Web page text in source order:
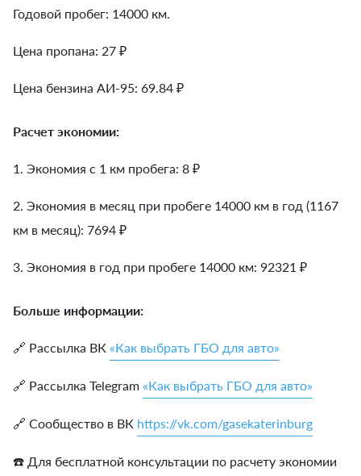
Годовой пробег: 14000 км.
Цена пропана: 27 ₽
Цена бензина АИ-95: 69.84 ₽
Расчет экономии:
1. Экономия с 1 км пробега: 8 ₽
2. Экономия в месяц при пробеге 14000 км в год (1167
км в месяц): 7694 ₽
3. Экономия в год при пробеге 14000 км: 92321 ₽
Больше информации:
🔗 Рассылка ВК «Как выбрать ГБО для авто»
🔗 Рассылка Telegram «Как выбрать ГБО для авто»
🔗 Сообщество в ВК https://vk.com/gasekaterinburg
☎️ Для бесплатной консультации по расчету экономии